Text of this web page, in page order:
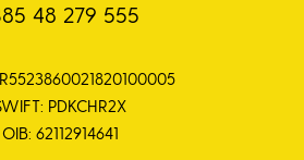
48 279 555
PDKCHR2X
OIB: 62112914641